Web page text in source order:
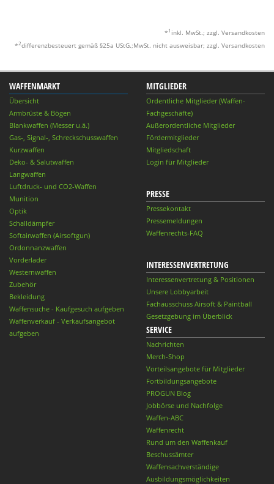
* 1 inkl. MwSt.; zzgl. Versandkosten
*2differenzbesteuert gemäß §25a UStG.;MwSt. nicht ausweisbar; zzgl. Versandkosten
WAFFENMARKT
Übersicht
Armbrüste & Bögen
Blankwaffen (Messer u.ä.)
Gas-, Signal-, Schreckschusswaffen
Kurzwaffen
Deko- & Salutwaffen
Langwaffen
Luftdruck- und CO2-Waffen
Munition
Optik
Schalldämpfer
Softairwaffen (Airsoftgun)
Ordonnanzwaffen
Vorderlader
Westernwaffen
Zubehör
Bekleidung
Waffensuche - Kaufgesuch aufgeben
Waffenverkauf - Verkaufsangebot
aufgeben
MITGLIEDER
Ordentliche Mitglieder (Waffen-
Fachgeschäfte)
Außerordentliche Mitglieder
Fördermitglieder
Mitgliedschaft
Login für Mitglieder
PRESSE
Pressekontakt
Pressemeldungen
Waffenrechts-FAQ
INTERESSENVERTRETUNG
Interessenvertretung & Positionen
Unsere Lobbyarbeit
Fachausschuss Airsoft & Paintball
Gesetzgebung im Überblick
SERVICE
Nachrichten
Merch-Shop
Vorteilsangebote für Mitglieder
Fortbildungsangebote
PROGUN Blog
Jobbörse und Nachfolge
Waffen-ABC
Waffenrecht
Rund um den Waffenkauf
Beschussämter
Waffensachverständige
Ausbildungsmöglichkeiten